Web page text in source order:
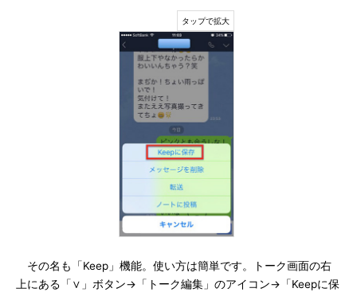
その名も「Keep」機能。使い方は簡単です。トーク画面の右
上にある「∨」ボタン→「トーク編集」のアイコン→「Keepに保